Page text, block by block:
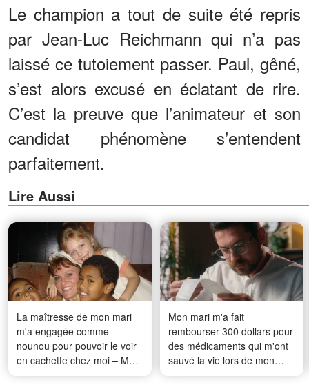
Le champion a tout de suite été repris
par Jean-Luc Reichmann qui n’a pas
laissé ce tutoiement passer. Paul, gêné,
s’est alors excusé en éclatant de rire.
C’est la preuve que l’animateur et son
candidat phénomène s’entendent
parfaitement.
Lire Aussi
La maîtresse de mon mari
m'a engagée comme
nounou pour pouvoir le voir
en cachette chez moi – Mais
ils n'avaient pas prévu ça
Mon mari m'a fait
rembourser 300 dollars pour
des médicaments qui m'ont
sauvé la vie lors de mon
accouchement compliqué –